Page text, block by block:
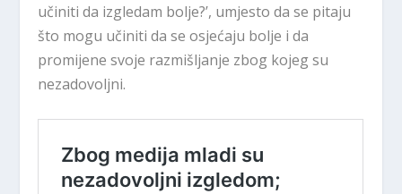
učiniti da izgledam bolje?’, umjesto da se pitaju
što mogu učiniti da se osjećaju bolje i da
promijene svoje razmišljanje zbog kojeg su
nezadovoljni.